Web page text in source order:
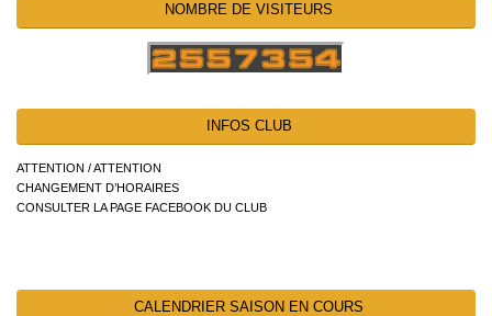
NOMBRE DE VISITEURS
INFOS CLUB
ATTENTION / ATTENTION
CHANGEMENT D’HORAIRES
CONSULTER LA PAGE FACEBOOK DU CLUB
CALENDRIER SAISON EN COURS